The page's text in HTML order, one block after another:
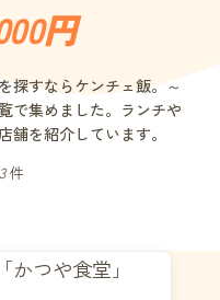
円
探すならケンチェ飯。～
で集めました。ランチや
舗を紹介しています。
件